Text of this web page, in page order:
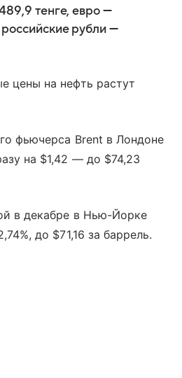
тенге, евро —
рубли —
цены на нефть растут
фьючерса Brent в Лондоне
на $1,42 — до $74,23
в декабре в Нью-Йорке
до $71,16 за баррель.